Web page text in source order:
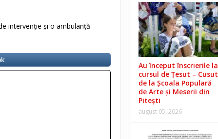
intervenție și o ambulanță
Au început înscrierile la
cursul de Țesut – Cusut
de la Școala Populară
de Arte și Meserii din
Pitești
august 05, 2026